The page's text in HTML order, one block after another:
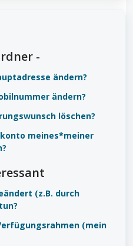
-
ändern?
ändern?
löschen?
meines*meiner
(z.B. durch
(mein